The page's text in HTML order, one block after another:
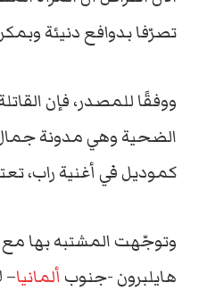
تصرّفا بدوافع دنيئة
ووفقًا للمصدر، فإن
الضحية وهي مدونة
كموديل في أغنية راب،
وتوجّهت المشتبه بها
هايلبرون -جنوبألمانيا–